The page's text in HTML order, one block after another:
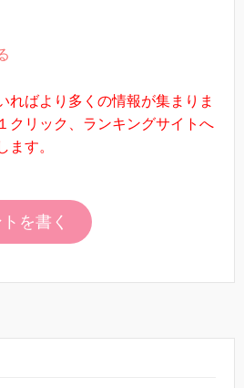
ればより多くの情報が集まりま
クリック、ランキングサイトへ
ます。
を書く